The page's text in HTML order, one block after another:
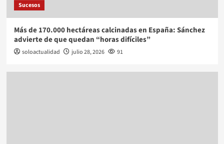
Sucesos
Más de 170.000 hectáreas calcinadas en España: Sánchez
advierte de que quedan “horas difíciles”
soloactualidad julio 28, 2026 91